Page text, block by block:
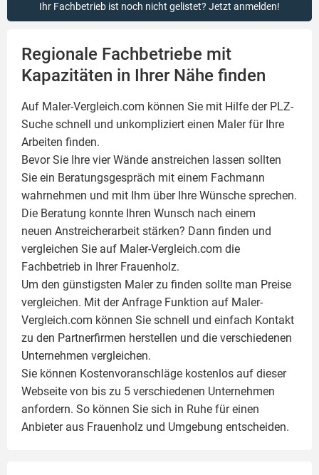
Ihr Fachbetrieb ist noch nicht gelistet? Jetzt anmelden!
Regionale Fachbetriebe mit
Kapazitäten in Ihrer Nähe finden
Auf Maler-Vergleich.com können Sie mit Hilfe der PLZ-
Suche schnell und unkompliziert einen Malerfür Ihre
Arbeiten finden.
Bevor Sie Ihre vier Wände anstreichen lassen sollten
Sie ein Beratungsgespräch mit einem Fachmann
wahrnehmen und mit Ihm über Ihre Wünsche sprechen.
Die Beratung konnte Ihren Wunsch nach einem
neuen Anstreicherarbeit stärken? Dann finden und
vergleichen Sie auf Maler-Vergleich.com die
Fachbetrieb in Ihrer Frauenholz.
Um den günstigsten Maler zu finden sollte man Preise
vergleichen. Mit der Anfrage Funktion auf Maler-
Vergleich.com können Sie schnell und einfach Kontakt
zu den Partnerfirmen herstellen und die verschiedenen
Unternehmen vergleichen.
Sie können Kostenvoranschläge kostenlos auf dieser
Webseite von bis zu 5 verschiedenen Unternehmen
anfordern. So können Sie sich in Ruhe für einen
Anbieter aus Frauenholz und Umgebung entscheiden.